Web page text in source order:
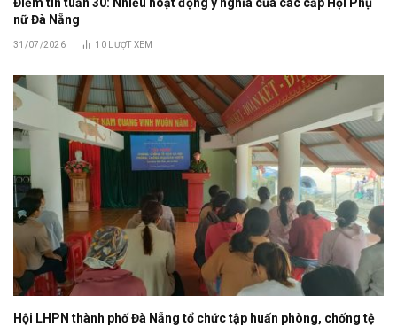
Điểm tin tuần 30: Nhiều hoạt động ý nghĩa của các cấp Hội Phụ
nữ Đà Nẵng
31/07/2026 10 LƯỢT XEM
Hội LHPN thành phố Đà Nẵng tổ chức tập huấn phòng, chống tệ